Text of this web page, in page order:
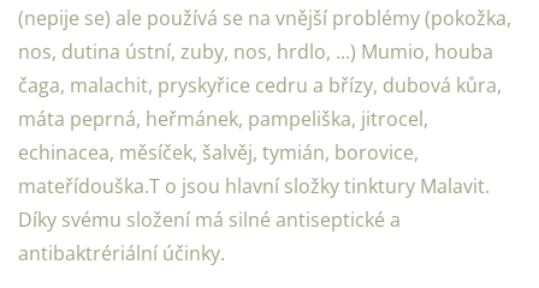
(nepije se) ale používá se na vnější problémy (pokožka,
nos, dutina ústní, zuby, nos, hrdlo, ...) Mumio, houba
čaga, malachit, pryskyřice cedru a břízy, dubová kůra,
máta peprná, heřmánek, pampeliška, jitrocel,
echinacea, měsíček, šalvěj, tymián, borovice,
mateřídouška.T o jsou hlavní složky tinktury Malavit.
Díky svému složení má silné antiseptické a
antibaktrériální účinky.